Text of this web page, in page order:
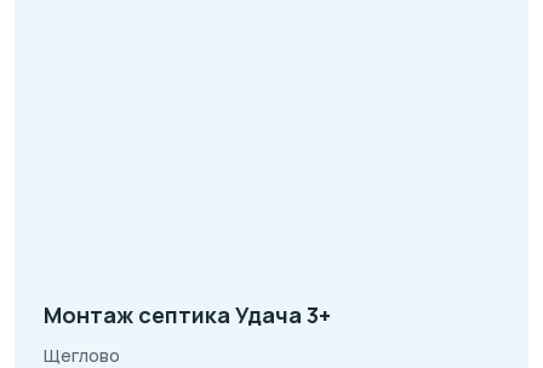
Монтаж септика Удача 3+
Щеглово